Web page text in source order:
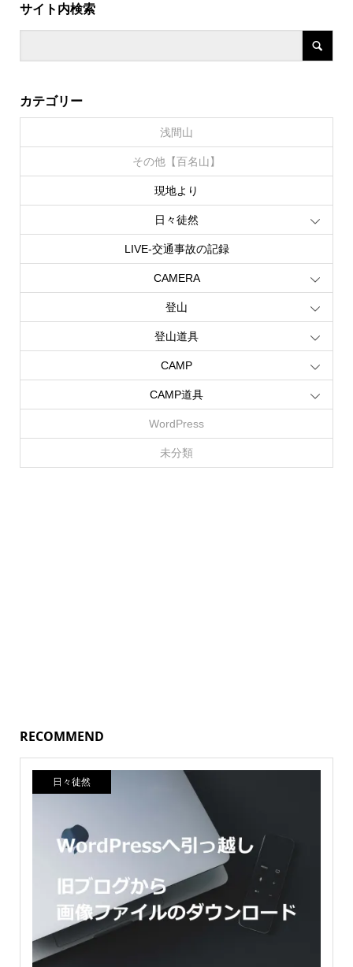
サイト内検索
カテゴリー
浅間山
その他【百名山】
現地より
日々徒然
LIVE‐交通事故の記録
CAMERA
登山
登山道具
CAMP
CAMP道具
WordPress
未分類
RECOMMEND
日々徒然